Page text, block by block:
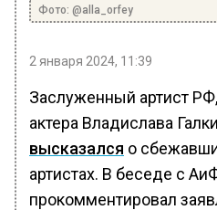
Фото: @alla_orfey
2 января 2024, 11:39
Заслуженный артист
актера Владислава
высказался о
артистах. В беседе с
прокомментировал